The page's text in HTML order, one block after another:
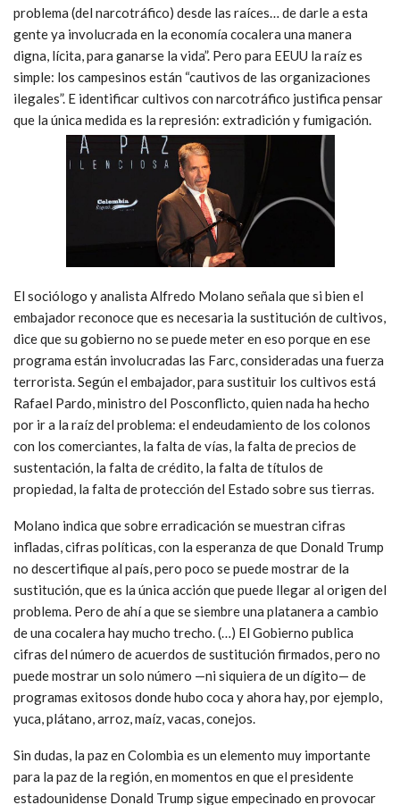
problema (del narcotráfico) desde las raíces… de darle a esta
gente ya involucrada en la economía cocalera una manera
digna, lícita, para ganarse la vida”. Pero para EEUU la raíz es
simple: los campesinos están “cautivos de las organizaciones
ilegales”. E identificar cultivos con narcotráfico justifica pensar
que la única medida es la represión: extradición y fumigación.
El sociólogo y analista Alfredo Molano señala que si bien el
embajador reconoce que es necesaria la sustitución de cultivos,
dice que su gobierno no se puede meter en eso porque en ese
programa están involucradas las Farc, consideradas una fuerza
terrorista. Según el embajador, para sustituir los cultivos está
Rafael Pardo, ministro del Posconflicto, quien nada ha hecho
por ir a la raíz del problema: el endeudamiento de los colonos
con los comerciantes, la falta de vías, la falta de precios de
sustentación, la falta de crédito, la falta de títulos de
propiedad, la falta de protección del Estado sobre sus tierras.
Molano indica que sobre erradicación se muestran cifras
infladas, cifras políticas, con la esperanza de que Donald Trump
no descertifique al país, pero poco se puede mostrar de la
sustitución, que es la única acción que puede llegar al origen del
problema. Pero de ahí a que se siembre una platanera a cambio
de una cocalera hay mucho trecho. (…) El Gobierno publica
cifras del número de acuerdos de sustitución firmados, pero no
puede mostrar un solo número —ni siquiera de un dígito— de
programas exitosos donde hubo coca y ahora hay, por ejemplo,
yuca, plátano, arroz, maíz, vacas, conejos.
Sin dudas, la paz en Colombia es un elemento muy importante
para la paz de la región, en momentos en que el presidente
estadounidense Donald Trump sigue empecinado en provocar